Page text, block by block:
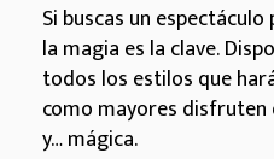
Si buscas un
la magia es la clave.
todos los estilos que
como mayores disfruten
y… mágica.